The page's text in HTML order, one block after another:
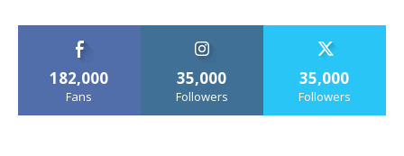
182,000
Fans
35,000
Followers
35,000
Followers